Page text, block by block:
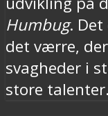
Humbug.
det værre,
svagheder i
store talenter.